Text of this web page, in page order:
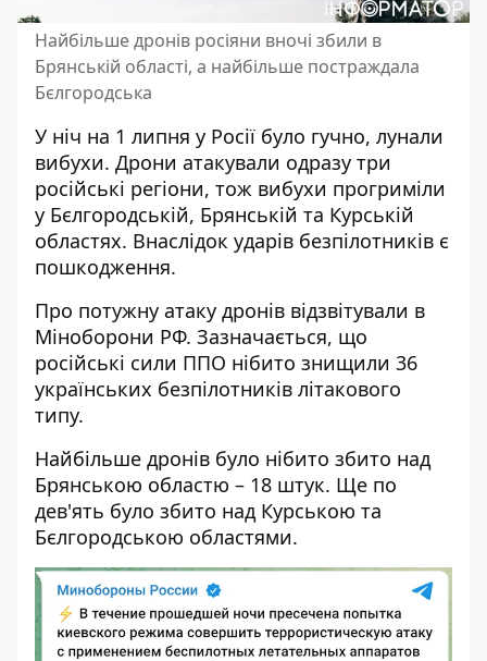
Найбільше дронів росіяни вночі збили в
Брянській області, а найбільше постраждала
Бєлгородська
У ніч на 1 липня у Росії було гучно, лунали
вибухи. Дрони атакували одразу три
російські регіони, тож вибухи прогриміли
у Бєлгородській, Брянській та Курській
областях. Внаслідок ударів безпілотників є
пошкодження.
Про потужну атаку дронів відзвітували в
Міноборони РФ. Зазначається, що
російські сили ППО нібито знищили 36
українських безпілотників літакового
типу.
Найбільше дронів було нібито збито над
Брянською областю – 18 штук. Ще по
дев'ять було збито над Курською та
Бєлгородською областями.